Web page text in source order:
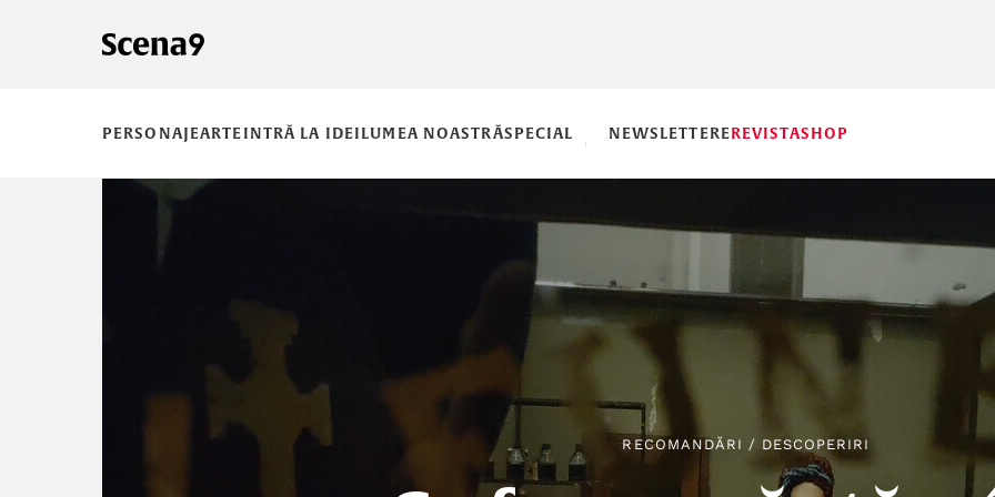
PERSONAJEARTEINTRĂ LA IDEILUMEA NOASTRĂSPECIAL NEWSLETTEREREVISTASHOP
RECOMANDĂRI / DESCOPERIRI